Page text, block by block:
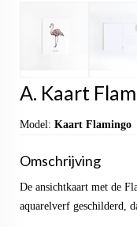
A. Kaart
Model: Kaart Flamingo
Omschrijving
De ansichtkaart met de
aquarelverf geschilderd,